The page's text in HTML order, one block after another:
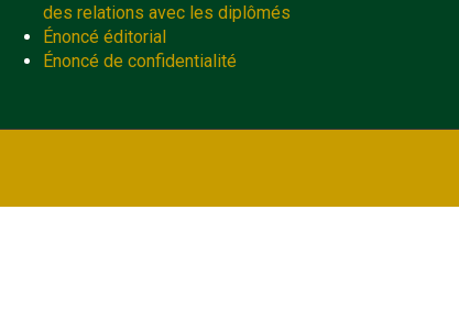
des relations avec les diplômés
Énoncé éditorial
Énoncé de confidentialité